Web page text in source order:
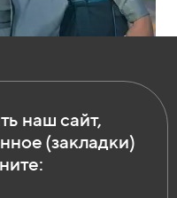
наш сайт,
(закладки)